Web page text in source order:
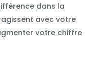
dans la
avec votre
votre chiffre